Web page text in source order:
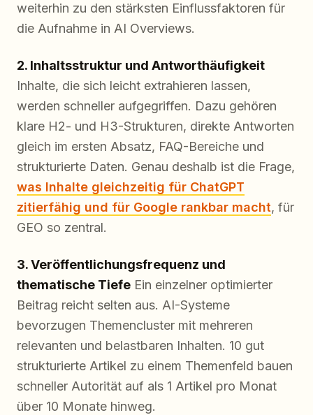
weiterhin zu den stärksten Einflussfaktoren für
die Aufnahme in AI Overviews.
2. Inhaltsstruktur und Antworthäufigkeit
Inhalte, die sich leicht extrahieren lassen,
werden schneller aufgegriffen. Dazu gehören
klare H2- und H3-Strukturen, direkte Antworten
gleich im ersten Absatz, FAQ-Bereiche und
strukturierte Daten. Genau deshalb ist die Frage,
was Inhalte gleichzeitig für ChatGPT
zitierfähig und für Google rankbar macht, für
GEO so zentral.
3. Veröffentlichungsfrequenz und
thematische Tiefe Ein einzelner optimierter
Beitrag reicht selten aus. AI-Systeme
bevorzugen Themencluster mit mehreren
relevanten und belastbaren Inhalten. 10 gut
strukturierte Artikel zu einem Themenfeld bauen
schneller Autorität auf als 1 Artikel pro Monat
über 10 Monate hinweg.